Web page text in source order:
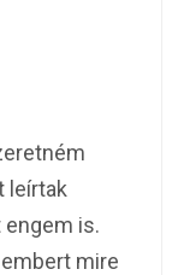
leírtak
is.
mire